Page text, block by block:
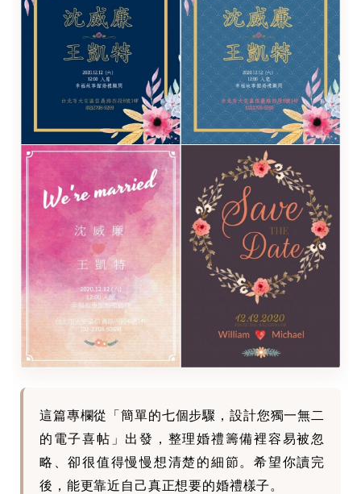
這篇專欄從「簡單的七個步驟，設計您獨一無二
的電子喜帖」出發，整理婚禮籌備裡容易被忽
略、卻很值得慢慢想清楚的細節。希望你讀完
後，能更靠近自己真正想要的婚禮樣子。